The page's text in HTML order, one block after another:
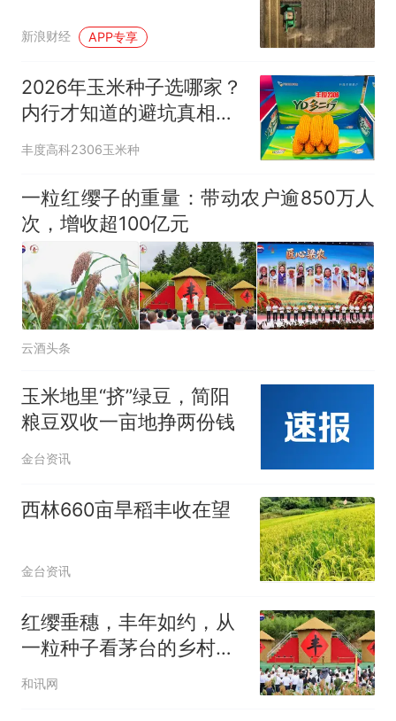
新浪财经 APP专享
2026年玉米种子选哪家？
内行才知道的避坑真相，
种错一年白
丰度高科2306玉米种
一粒红缨子的重量：带动农户逾850万人
次，增收超100亿元
云酒头条
玉米地里“挤”绿豆，简阳
粮豆双收一亩地挣两份钱
金台资讯
西林660亩旱稻丰收在望
金台资讯
红缨垂穗，丰年如约，从
一粒种子看茅台的乡村振
兴实践与ESG担当
和讯网